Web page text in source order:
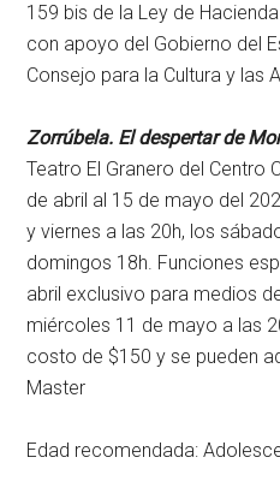
159 bis de la Ley de
con apoyo del Gobierno del
Consejo para la Cultura y las
Zorrúbela. El despertar de
Teatro El Granero del Centro
de abril al 15 de mayo del
y viernes a las 20h, los
domingos 18h. Funciones
abril exclusivo para medios
miércoles 11 de mayo a las
costo de $150 y se pueden
Master
Edad recomendada: